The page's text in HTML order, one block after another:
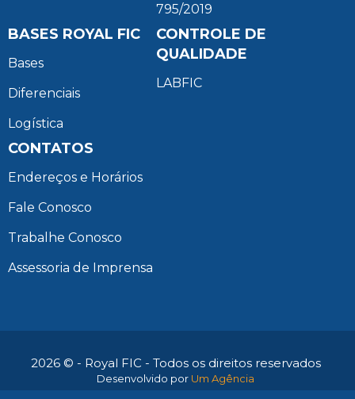
795/2019
BASES ROYAL FIC
Bases
Diferenciais
Logística
CONTROLE DE
QUALIDADE
LABFIC
CONTATOS
Endereços e Horários
Fale Conosco
Trabalhe Conosco
Assessoria de Imprensa
2026 © - Royal FIC - Todos os direitos reservados
Desenvolvido por Um Agência